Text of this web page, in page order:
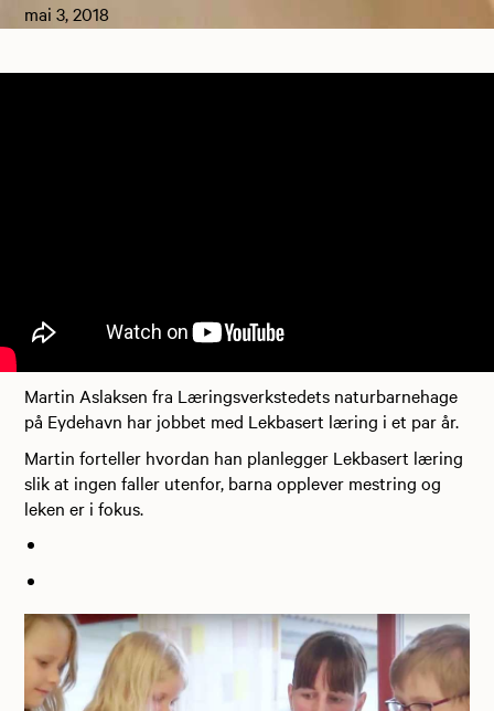
mai 3, 2018
Martin Aslaksen fra Læringsverkstedets naturbarnehage
på Eydehavn har jobbet med Lekbasert læring i et par år.
Martin forteller hvordan han planlegger Lekbasert læring
slik at ingen faller utenfor, barna opplever mestring og
leken er i fokus.